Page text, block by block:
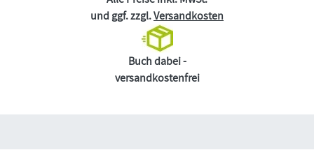
und ggf. zzgl.Versandkosten
Buch dabei -
versandkostenfrei